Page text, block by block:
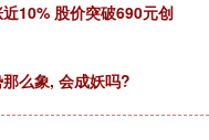
10% 股价突破690元创
么象, 会成妖吗?